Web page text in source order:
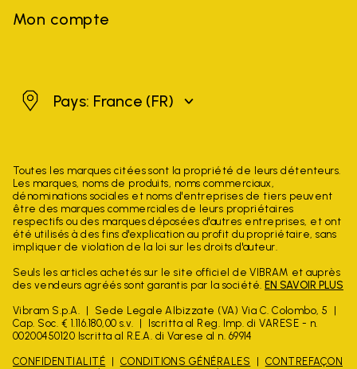
Mon compte
FrancePays: France (FR)
Toutes les marques citées sont la propriété de leurs détenteurs.
Les marques, noms de produits, noms commerciaux,
dénominations sociales et noms d'entreprises de tiers peuvent
être des marques commerciales de leurs propriétaires
respectifs ou des marques déposées d'autres entreprises, et ont
été utilisés à des fins d'explication au profit du propriétaire, sans
impliquer de violation de la loi sur les droits d'auteur.
Seuls les articles achetés sur le site officiel de VIBRAM et auprès
des vendeurs agréés sont garantis par la société. EN SAVOIR PLUS
Vibram S.p.A.
Sede Legale Albizzate (VA) Via C. Colombo, 5
Cap. Soc. € 1.116.180,00 s.v.
Iscritta al Reg. Imp. di VARESE - n.
00200450120 Iscritta al R.E.A. di Varese al n. 69914
CONFIDENTIALITÉ CONDITIONS GÉNÉRALES
CONTREFAÇON